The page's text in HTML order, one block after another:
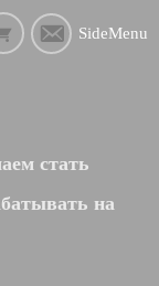
SideMenu
стать
на